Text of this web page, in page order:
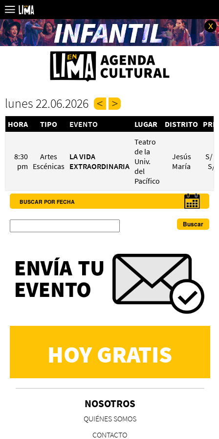
x
lunes 22.06.2026
HORA TIPO EVENTO LUGAR DISTRITO
8:30
pm
Artes
Escénicas
LA VIDA
EXTRAORDINARIA
Teatro
de la
Univ.
del
Pacífico
Jesús
María
S/
S/
BUSCAR POR FECHA
HOY GRATIS
NOSOTROS
QUIÉNES SOMOS
CONTACTO